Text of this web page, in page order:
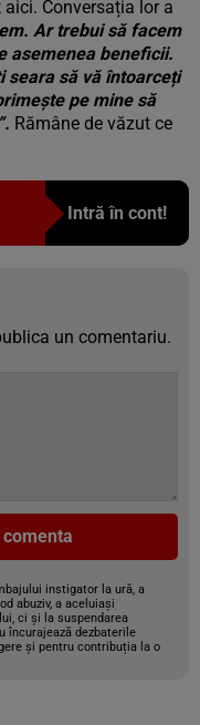
Conversația lor a
Ar trebui să facem
asemenea beneficii.
seara să vă întoarceți
pe mine să
Rămâne de văzut ce
Intră în cont!
un comentariu.
instigator la ură, a
abuziv, a aceluiași
ci și la suspendarea
încurajează dezbaterile
și pentru contribuția la o